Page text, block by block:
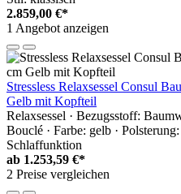
2.859,00 €*
1 Angebot anzeigen
Stressless Relaxsessel Consul
Gelb mit Kopfteil
Relaxsessel · Bezugsstoff:
Bouclé · Farbe: gelb ·
Schlaffunktion
ab 1.253,59 €*
2 Preise vergleichen